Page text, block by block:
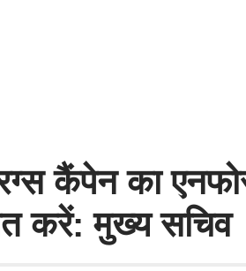
कैंपेन का
करें: मुख्य सचिव